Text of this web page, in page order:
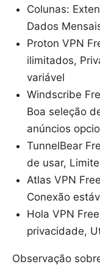
Colunas:
Dados
Proton VPN
ilimitados,
variável
Windscribe
Boa seleção
anúncios
TunnelBear
de usar,
Atlas VPN
Conexão
Hola VPN
privacidade,
Observação